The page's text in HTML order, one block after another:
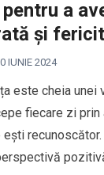
a
și
IUNIE 2024
este cheia unei
fiecare zi prin
ești